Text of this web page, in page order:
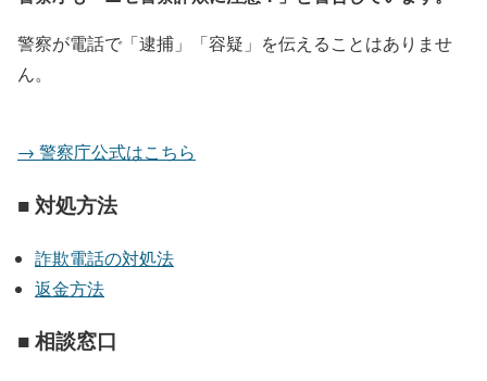
警察が電話で「逮捕」「容疑」を伝えることはありませ
ん。
→ 警察庁公式はこちら
■ 対処方法
詐欺電話の対処法
返金方法
■ 相談窓口